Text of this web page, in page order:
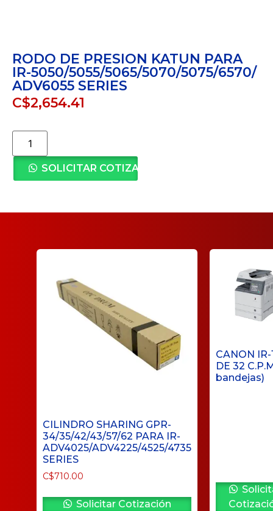
RODO DE PRESION KATUN PARA
IR-5050/5055/5065/5070/5075/6570/
ADV6055 SERIES
C$2,654.41
SOLICITAR COTIZACIÓN
CILINDRO SHARING GPR-
34/35/42/43/57/62 PARA IR-
ADV4025/ADV4225/4525/4735
SERIES
C$710.00
Solicitar Cotización
CANON IR-
DE 32
bandejas)